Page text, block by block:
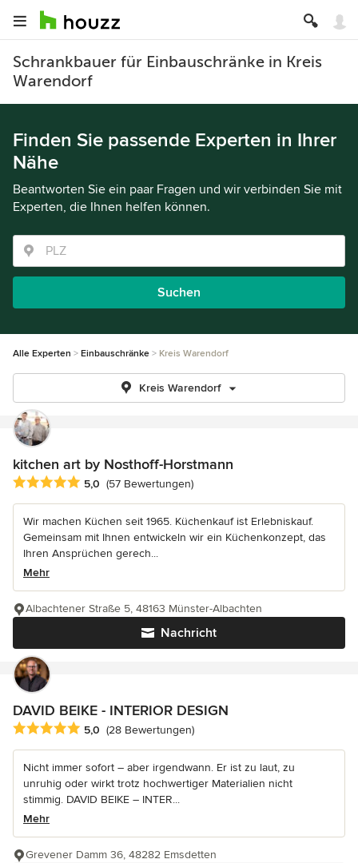
Schrankbauer für Einbauschränke in Kreis
Warendorf
Finden Sie passende Experten in Ihrer
Nähe
Beantworten Sie ein paar Fragen und wir verbinden Sie mit
Experten, die Ihnen helfen können.
Suchen
Alle Experten Einbauschränke Kreis Warendorf
Kreis Warendorf
kitchen art by Nosthoff-Horstmann
Durchschnittliche Bewertung: 5 von 5 Sternen
5,0 (57 Bewertungen)
Wir machen Küchen seit 1965. Küchenkauf ist Erlebniskauf.
Gemeinsam mit Ihnen entwickeln wir ein Küchenkonzept, das
Ihren Ansprüchen gerech...
Mehr
Nachricht
Albachtener Straße 5, 48163 Münster-Albachten
DAVID BEIKE - INTERIOR DESIGN
Durchschnittliche Bewertung: 5 von 5 Sternen
5,0 (28 Bewertungen)
Nicht immer sofort – aber irgendwann. Er ist zu laut, zu
unruhig oder wirkt trotz hochwertiger Materialien nicht
stimmig. DAVID BEIKE – INTER...
Mehr
Grevener Damm 36, 48282 Emsdetten